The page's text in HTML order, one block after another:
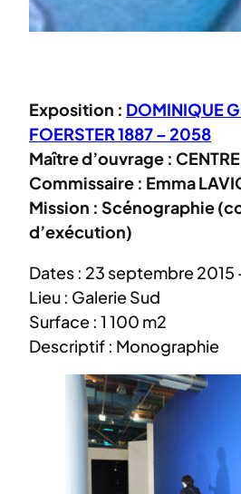
Exposition : DOMINIQUE
FOERSTER 1887 – 2058
Maître d’ouvrage :
Commissaire : Emma
Mission : Scénographie
d’exécution)
Dates : 23 septembre 2015
Lieu : Galerie Sud
Surface : 1 100 m2
Descriptif : Monographie